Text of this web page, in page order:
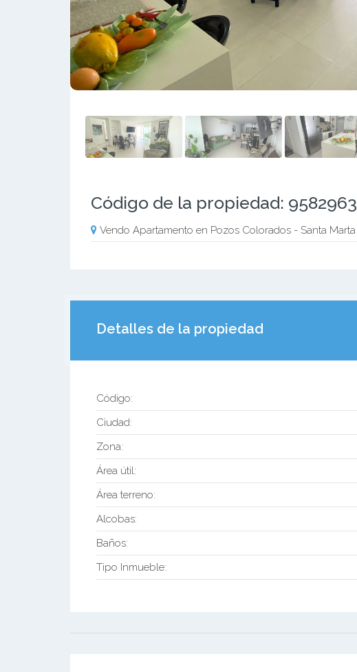
Código de la propiedad: 9582963
Vendo Apartamento en Pozos Colorados - Santa Marta
Detalles de la propiedad
Código:
Ciudad:
Zona:
Área útil:
Área terreno:
Alcobas:
Baños:
Tipo Inmueble: